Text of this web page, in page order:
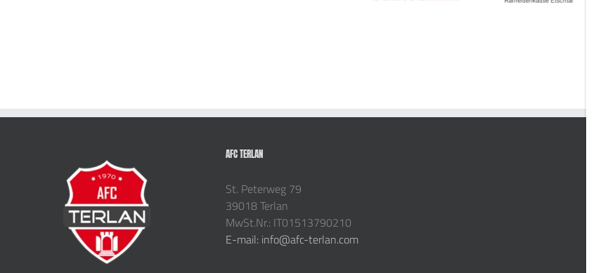
AFC TERLAN
St. Peterweg 79
39018 Terlan
MwSt.Nr.: IT01513790210
E-mail: info@afc-terlan.com